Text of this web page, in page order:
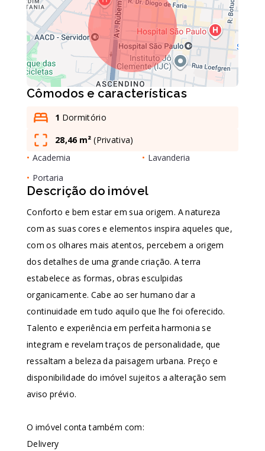
Cômodos e características
1 Dormitório
28,46 m² (Privativa)
• Academia • Lavanderia
• Portaria
Descrição do imóvel
Conforto e bem estar em sua origem. A natureza
com as suas cores e elementos inspira aqueles que,
com os olhares mais atentos, percebem a origem
dos detalhes de uma grande criação. A terra
estabelece as formas, obras esculpidas
organicamente. Cabe ao ser humano dar a
continuidade em tudo aquilo que lhe foi oferecido.
Talento e experiência em perfeita harmonia se
integram e revelam traços de personalidade, que
ressaltam a beleza da paisagem urbana. Preço e
disponibilidade do imóvel sujeitos a alteração sem
aviso prévio.
O imóvel conta também com:
Delivery